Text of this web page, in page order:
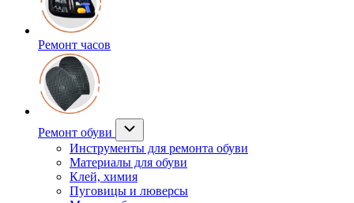
Ремонт часов
Ремонт обуви
Инструменты для ремонта обуви
Материалы для обуви
Клей, химия
Пуговицы и люверсы